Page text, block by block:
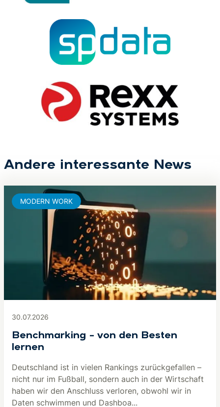
Andere interessante News
30.07.2026
Benchmarking – von den Besten
lernen
Deutschland ist in vielen Rankings zurückgefallen –
nicht nur im Fußball, sondern auch in der Wirtschaft
haben wir den Anschluss verloren, obwohl wir in
Daten schwimmen und Dashboa...
MODERN WORK